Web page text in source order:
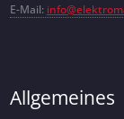
E-Mail:
Allgemeines